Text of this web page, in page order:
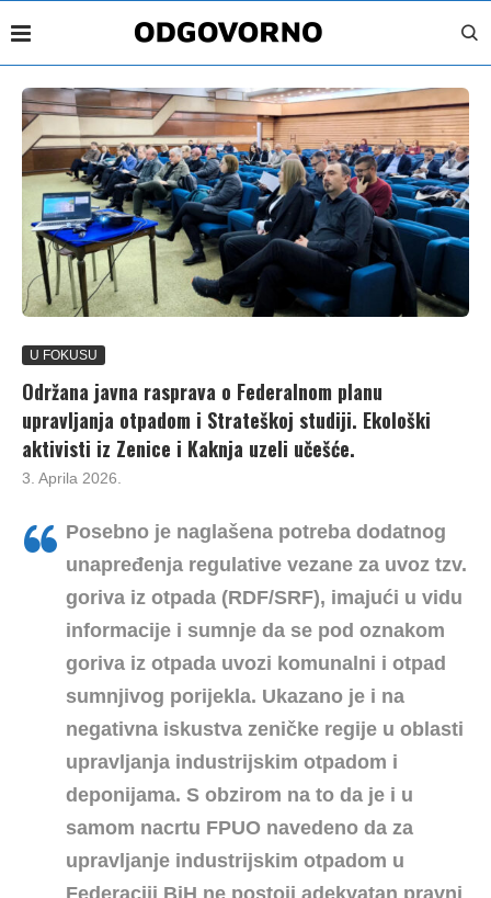
U FOKUSU
Održana javna rasprava o Federalnom planu
upravljanja otpadom i Strateškoj studiji. Ekološki
aktivisti iz Zenice i Kaknja uzeli učešće.
3. Aprila 2026.
Posebno je naglašena potreba dodatnog
unapređenja regulative vezane za uvoz tzv.
goriva iz otpada (RDF/SRF), imajući u vidu
informacije i sumnje da se pod oznakom
goriva iz otpada uvozi komunalni i otpad
sumnjivog porijekla. Ukazano je i na
negativna iskustva zeničke regije u oblasti
upravljanja industrijskim otpadom i
deponijama. S obzirom na to da je i u
samom nacrtu FPUO navedeno da za
upravljanje industrijskim otpadom u